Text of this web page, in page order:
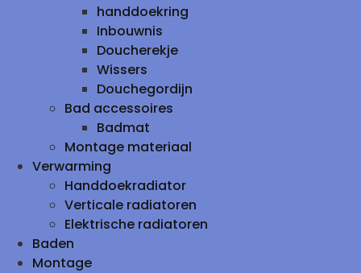
handdoekring
Inbouwnis
Doucherekje
Wissers
Douchegordijn
Bad accessoires
Badmat
Montage materiaal
Verwarming
Handdoekradiator
Verticale radiatoren
Elektrische radiatoren
Baden
Montage